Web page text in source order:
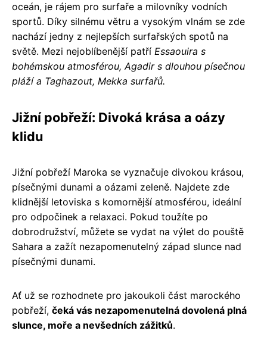
oceán, je rájem pro surfaře a milovníky vodních
sportů. Díky silnému větru a vysokým vlnám se zde
nachází jedny z nejlepších surfařských spotů na
světě. Mezi nejoblíbenější patří Essaouira s
bohémskou atmosférou, Agadir s dlouhou písečnou
pláží a Taghazout, Mekka surfařů.
Jižní pobřeží: Divoká krása a oázy
klidu
Jižní pobřeží Maroka se vyznačuje divokou krásou,
písečnými dunami a oázami zeleně. Najdete zde
klidnější letoviska s komornější atmosférou, ideální
pro odpočinek a relaxaci. Pokud toužíte po
dobrodružství, můžete se vydat na výlet do pouště
Sahara a zažít nezapomenutelný západ slunce nad
písečnými dunami.
Ať už se rozhodnete pro jakoukoli část marockého
pobřeží, čeká vás nezapomenutelná dovolená plná
slunce, moře a nevšedních zážitků.